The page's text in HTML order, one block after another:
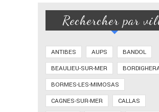
Rechercher par
ANTIBES AUPS
BANDOL
BEAULIEU-SUR-MER
BORMES-LES-MIMOSAS
CAGNES-SUR-MER
CALLAS